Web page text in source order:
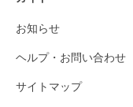
お知らせ
ヘルプ・お問い合わせ
サイトマップ